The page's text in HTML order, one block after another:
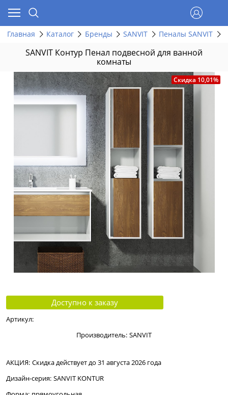
Главная Каталог Бренды SANVIT Пеналы SANVIT
SANVIT Контур Пенал подвесной для ванной
комнаты
Скидка 10,01%
Доступно к заказу
Артикул:
Производитель: SANVIT
АКЦИЯ: Скидка действует до 31 августа 2026 года
Дизайн-серия: SANVIT KONTUR